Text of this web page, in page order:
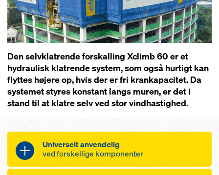
Den selvklatrende forskalling Xclimb 60 er et
hydraulisk klatrende system, som også hurtigt kan
flyttes højere op, hvis der er fri krankapacitet. Da
systemet styres konstant langs muren, er det i
stand til at klatre selv ved stor vindhastighed.
Universelt anvendelig
ved forskellige komponenter